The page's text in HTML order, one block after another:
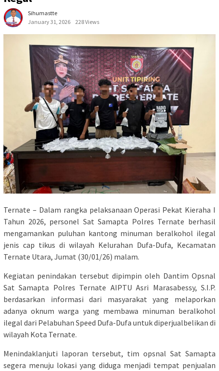
Sihumastte
January 31, 2026
228 Views
Ternate – Dalam rangka pelaksanaan Operasi Pekat Kieraha I
Tahun 2026, personel Sat Samapta Polres Ternate berhasil
mengamankan puluhan kantong minuman beralkohol ilegal
jenis cap tikus di wilayah Kelurahan Dufa-Dufa, Kecamatan
Ternate Utara, Jumat (30/01/26) malam.
Kegiatan penindakan tersebut dipimpin oleh Dantim Opsnal
Sat Samapta Polres Ternate AIPTU Asri Marasabessy, S.I.P.
berdasarkan informasi dari masyarakat yang melaporkan
adanya oknum warga yang membawa minuman beralkohol
ilegal dari Pelabuhan Speed Dufa-Dufa untuk diperjualbelikan di
wilayah Kota Ternate.
Menindaklanjuti laporan tersebut, tim opsnal Sat Samapta
segera menuju lokasi yang diduga menjadi tempat penjualan